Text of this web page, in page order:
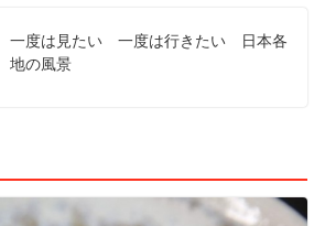
一度は見たい 一度は行きたい 日本各
地の風景